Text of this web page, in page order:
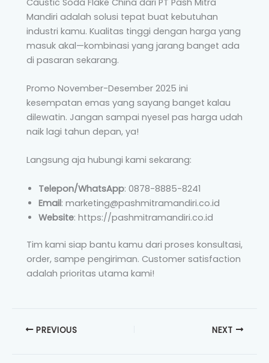
Mandiri adalah solusi tepat buat kebutuhan
industri kamu. Kualitas tinggi dengan harga yang
masuk akal—kombinasi yang jarang banget ada
di pasaran sekarang.
Promo November-Desember 2025 ini
kesempatan emas yang sayang banget kalau
dilewatin. Jangan sampai nyesel pas harga udah
naik lagi tahun depan, ya!
Langsung aja hubungi kami sekarang:
Telepon/WhatsApp: 0878-8885-8241
Email: marketing@pashmitramandiri.co.id
Website: https://pashmitramandiri.co.id
Tim kami siap bantu kamu dari proses konsultasi,
order, sampe pengiriman. Customer satisfaction
adalah prioritas utama kami!
PREVIOUS NEXT